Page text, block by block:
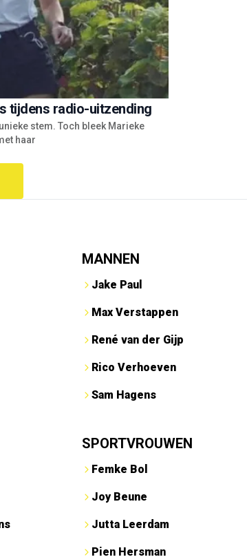
tijdens radio-uitzending
stem. Toch bleek Marieke
haar
MANNEN
Jake Paul
Max Verstappen
René van der Gijp
Rico Verhoeven
Sam Hagens
SPORTVROUWEN
Femke Bol
Joy Beune
Jutta Leerdam
Pien Hersman